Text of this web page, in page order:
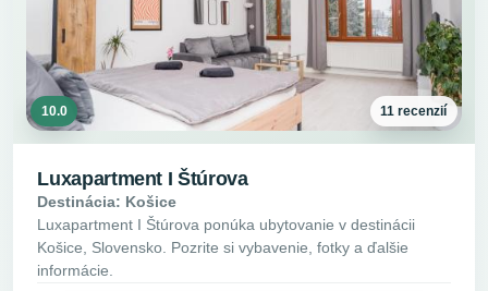
10.0 11 recenzií
Luxapartment I Štúrova
Destinácia: Košice
Luxapartment I Štúrova ponúka ubytovanie v destinácii
Košice, Slovensko. Pozrite si vybavenie, fotky a ďalšie
informácie.